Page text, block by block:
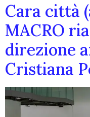
Cara città
MACRO
direzione
Cristiana